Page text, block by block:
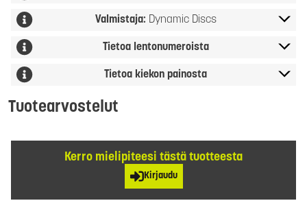
Valmistaja: Dynamic Discs
Tietoa lentonumeroista
Tietoa kiekon painosta
Tuotearvostelut
Kerro mielipiteesi tästä tuotteesta
Kirjaudu